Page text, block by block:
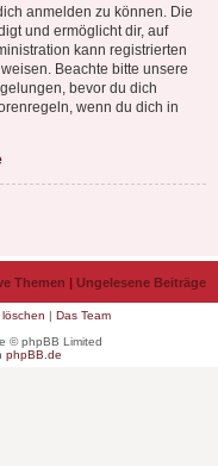
anmelden zu können. Die
und ermöglicht dir, auf
kann registrierten
Beachte bitte unsere
bevor du dich
wenn du dich in
Themen | Ungelesene Beiträge
| Das Team
© phpBB Limited
phpBB.de